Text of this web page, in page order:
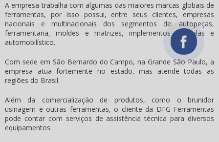
A empresa trabalha com algumas das maiores marcas globais de
ferramentas, por isso possui, entre seus clientes, empresas
nacionais e multinacionais dos segmentos de: autopeças,
ferramentaria, moldes e matrizes, implementos agrícolas e
automobilístico.
Com sede em São Bernardo do Campo, na Grande São Paulo, a
empresa atua fortemente no estado, mas atende todas as
regiões do Brasil.
Além da comercialização de produtos, como o brunidor
usinagem e outras ferramentas, o cliente da DFG Ferramentas
pode contar com serviços de assistência técnica para diversos
equipamentos.